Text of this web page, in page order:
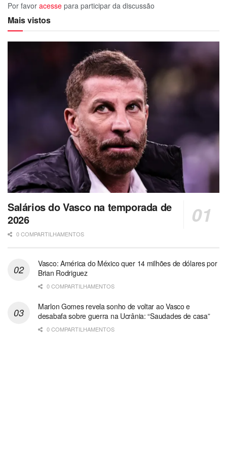
Por favor acesse para participar da discussão
Mais vistos
Salários do Vasco na temporada de
2026
0 COMPARTILHAMENTOS
Vasco: América do México quer 14 milhões de dólares por
Brian Rodriguez
0 COMPARTILHAMENTOS
Marlon Gomes revela sonho de voltar ao Vasco e
desabafa sobre guerra na Ucrânia: “Saudades de casa”
0 COMPARTILHAMENTOS